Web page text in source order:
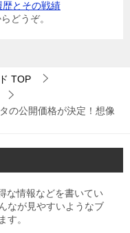
歴とその戦績
どうぞ。
TOP
の公開価格が決定！想像
な情報などを書いてい
なが見やすいようなブ
す。